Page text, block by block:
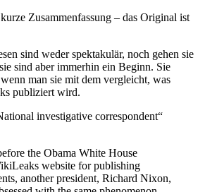
Zusammenfassung – das Original ist
sind weder spektakulär, noch gehen sie
sind aber immerhin ein Beginn. Sie
man sie mit dem vergleicht, was
publiziert wird.
investigative correspondent“
the Obama White House
website for publishing
another president, Richard Nixon,